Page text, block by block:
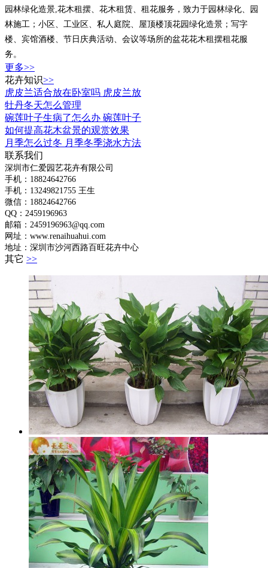
园林绿化造景,花木租摆、花木租赁、租花服务，致力于园林绿化、园
林施工；小区、工业区、私人庭院、屋顶楼顶花园绿化造景；写字
楼、宾馆酒楼、节日庆典活动、会议等场所的盆花花木租摆租花服
务。
更多>>
花卉知识>>
虎皮兰适合放在卧室吗 虎皮兰放
牡丹冬天怎么管理
碗莲叶子生病了怎么办 碗莲叶子
如何提高花木盆景的观赏效果
月季怎么过冬 月季冬季浇水方法
联系我们
深圳市仁爱园艺花卉有限公司
手机：18824642766
手机： 13249821755 王生
微信：18824642766
QQ：2459196963
邮箱：2459196963@qq.com
网址：www.renaihuahui.com
地址：深圳市沙河西路百旺花卉中心
其它 >>